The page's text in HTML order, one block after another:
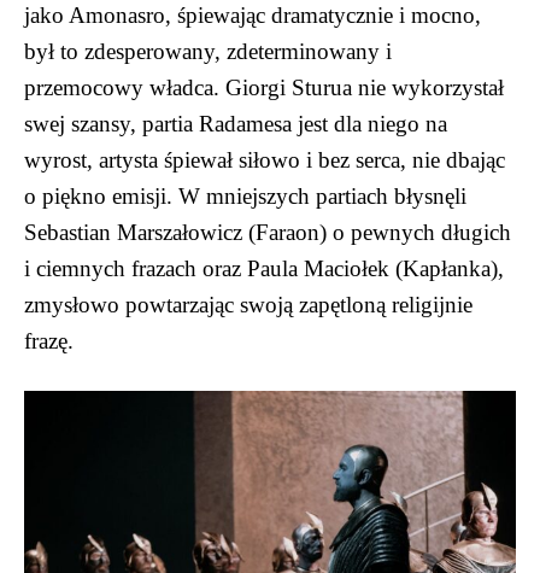
jako Amonasro, śpiewając dramatycznie i mocno,
był to zdesperowany, zdeterminowany i
przemocowy władca. Giorgi Sturua nie wykorzystał
swej szansy, partia Radamesa jest dla niego na
wyrost, artysta śpiewał siłowo i bez serca, nie dbając
o piękno emisji. W mniejszych partiach błysnęli
Sebastian Marszałowicz (Faraon) o pewnych długich
i ciemnych frazach oraz Paula Maciołek (Kapłanka),
zmysłowo powtarzając swoją zapętloną religijnie
frazę.